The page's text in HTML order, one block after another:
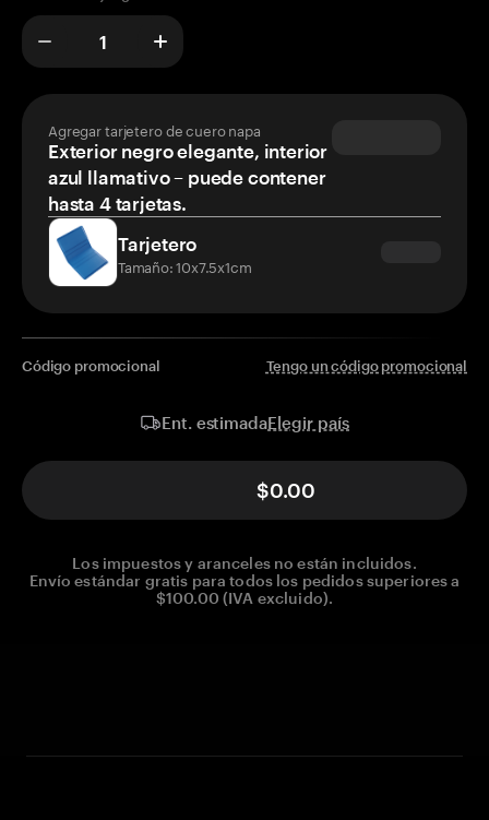
Agregar tarjetero de cuero napa
Exterior negro elegante, interior
azul llamativo – puede contener
hasta 4 tarjetas.
Tarjetero
Tamaño: 10x7.5x1cm
Código promocional Tengo un código promocional
Ent. estimadaElegir país
$0.00
Los impuestos y aranceles no están incluidos.
Envío estándar gratis para todos los pedidos superiores a
$100.00 (IVA excluido).